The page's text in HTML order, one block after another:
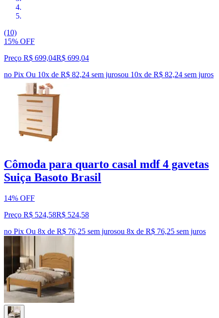
(10)
15% OFF
Preço R$ 699,04R$ 699,04
no Pix Ou 10x de R$ 82,24 sem jurosou 10x de R$ 82,24 sem juros
Cômoda para quarto casal mdf 4 gavetas
Suiça Basoto Brasil
14% OFF
Preço R$ 524,58R$ 524,58
no Pix Ou 8x de R$ 76,25 sem jurosou 8x de R$ 76,25 sem juros